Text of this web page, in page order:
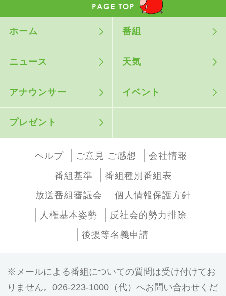
ホーム 番組
ニュース 天気
アナウンサー イベント
プレゼント
ヘルプ ご意見 ご感想
会社情報
番組基準
番組種別番組表
放送番組審議会
個人情報保護方針
人権基本姿勢
反社会的勢力排除
後援等名義申請
メールによる番組についての質問は受け付けてお
りません。026-223-1000（代）へお問い合わせくだ